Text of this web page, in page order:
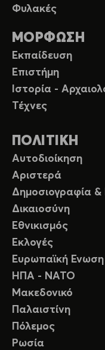
Φυλακές
ΜΟΡΦΩΣΗ
Εκπαίδευση
Επιστήμη
Ιστορία -
Τέχνες
ΠΟΛΙΤΙΚΗ
Αυτοδιοίκηση
Αριστερά
Δημοσιογραφία
Δικαιοσύνη
Εθνικισμός
Εκλογές
Ευρωπαϊκή Ενωση
ΗΠΑ - ΝΑΤΟ
Μακεδονικό
Παλαιστίνη
Πόλεμος
Ρωσία